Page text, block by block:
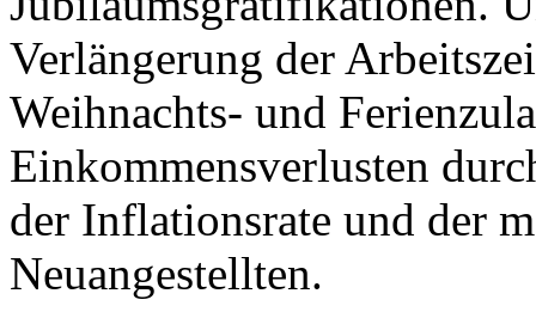
Verlängerung der
Weihnachts- und
Einkommensverlusten
der Inflationsrate und der
Neuangestellten.